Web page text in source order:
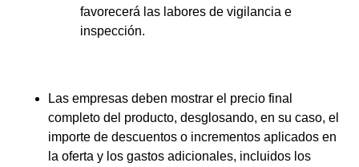
favorecerá las labores de vigilancia e
inspección.
Las empresas deben mostrar el precio final
completo del producto, desglosando, en su caso, el
importe de descuentos o incrementos aplicados en
la oferta y los gastos adicionales, incluidos los